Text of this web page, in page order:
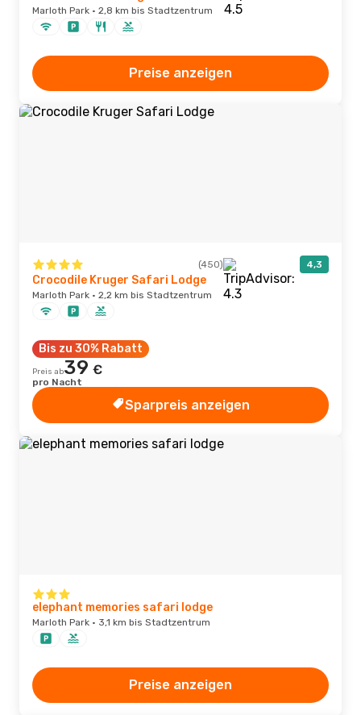
Marloth Park · 2,8 km bis Stadtzentrum
Preise anzeigen
(450) 4,3
Crocodile Kruger Safari Lodge
Marloth Park · 2,2 km bis Stadtzentrum
Bis zu 30% Rabatt
Preis ab39 €
pro Nacht
Sparpreis anzeigen
elephant memories safari lodge
Marloth Park · 3,1 km bis Stadtzentrum
Preise anzeigen